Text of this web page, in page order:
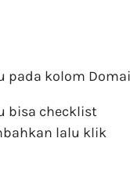
pada kolom
bisa checklist
lalu klik